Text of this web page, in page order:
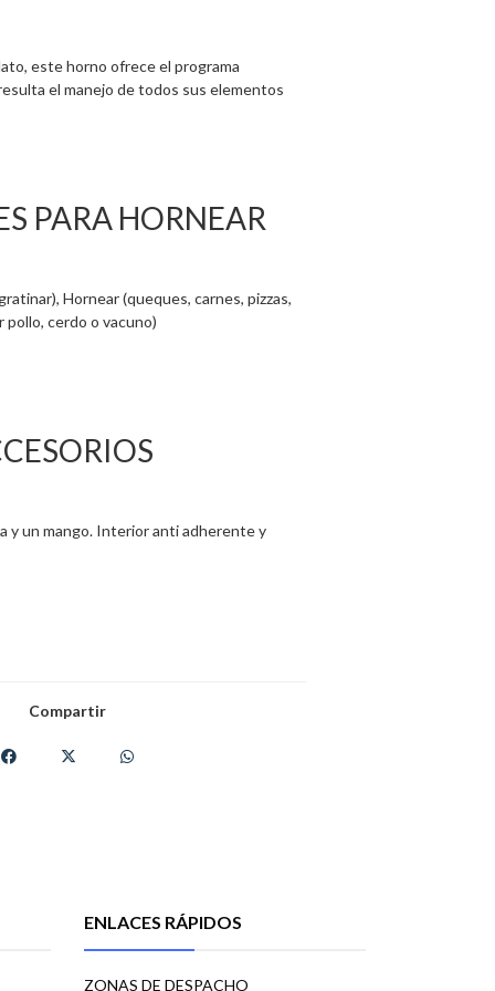
este horno ofrece el programa
el manejo de todos sus elementos
PARA HORNEAR
Hornear (queques, carnes, pizzas,
pollo, cerdo o vacuno)
y un mango. Interior anti adherente y
Compartir
ENLACES RÁPIDOS
ZONAS DE DESPACHO